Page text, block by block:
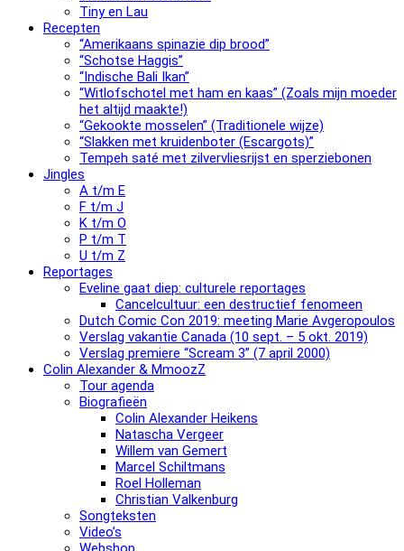
Tiny en Lau
Recepten
“Amerikaans spinazie dip brood”
“Schotse Haggis”
“Indische Bali Ikan”
“Witlofschotel met ham en kaas” (Zoals mijn moeder
het altijd maakte!)
“Gekookte mosselen” (Traditionele wijze)
“Slak­ken met krui­den­bo­ter (Escargots)”
Tempeh saté met zilvervliesrijst en sperziebonen
Jingles
A t/m E
F t/m J
K t/m O
P t/m T
U t/m Z
Reportages
Eveline gaat diep: culturele reportages
Cancelcultuur: een destructief fenomeen
Dutch Comic Con 2019: meeting Marie Avgeropoulos
Verslag vakantie Canada (10 sept. – 5 okt. 2019)
Verslag premiere “Scream 3” (7 april 2000)
Colin Alexander & MmoozZ
Tour agenda
Biografieën
Colin Alexander Heikens
Natascha Vergeer
Willem van Gemert
Marcel Schiltmans
Roel Holleman
Christian Valkenburg
Songteksten
Video’s